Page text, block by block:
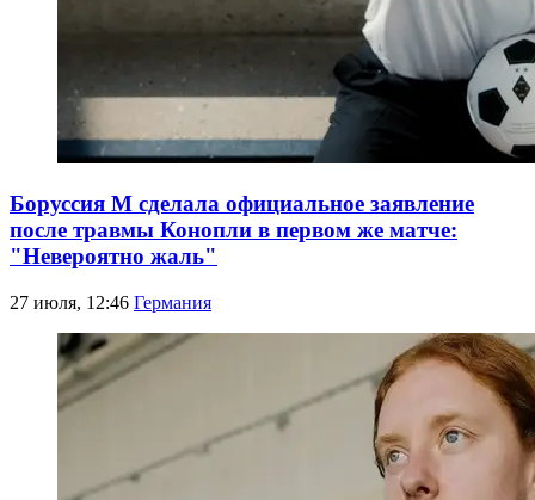
Боруссия М сделала официальное заявление
после травмы Конопли в первом же матче:
"Невероятно жаль"
27 июля, 12:46 Германия